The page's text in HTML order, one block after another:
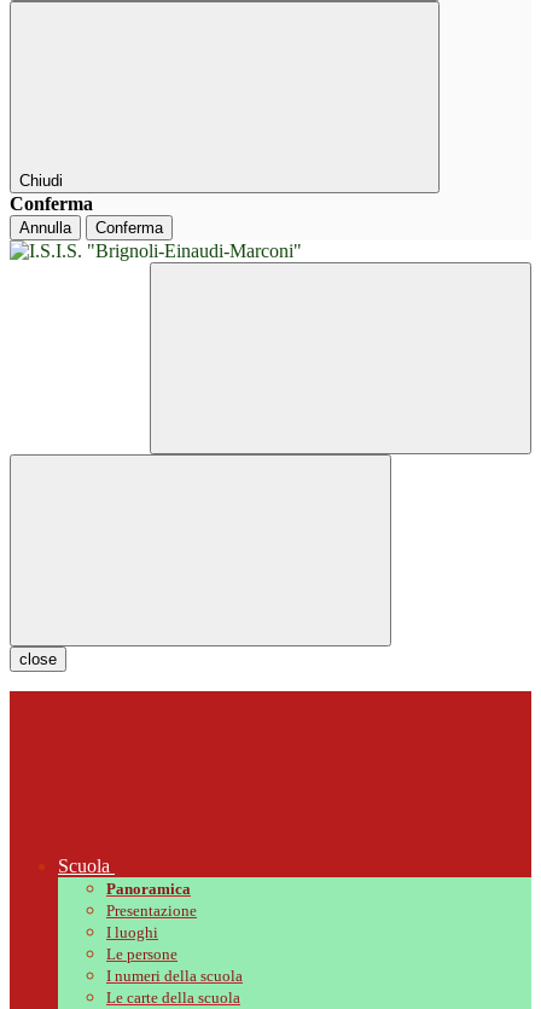
Chiudi
Conferma
Annulla Conferma
close
Scuola
Panoramica
Presentazione
I luoghi
Le persone
I numeri della scuola
Le carte della scuola